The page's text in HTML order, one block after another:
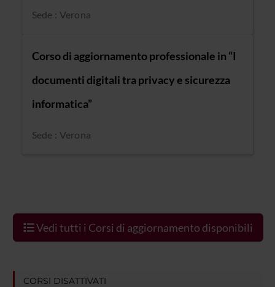
Sede : Verona
Corso di aggiornamento professionale in “I
documenti digitali tra privacy e sicurezza
informatica”
Sede : Verona
Vedi tutti i Corsi di aggiornamento disponibili
CORSI DISATTIVATI